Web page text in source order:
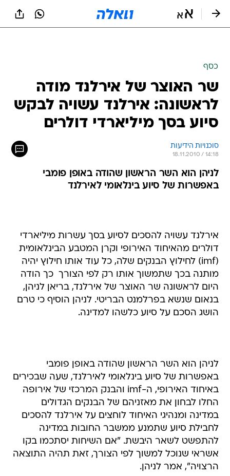
כסף
שר האוצר של אירלנד מודה
לראשונה: אירלנד עשויה לבקש
סיוע בסך מיליארדי דולרים
סוכנויות הידיעות
18.11.2010 / 14:18
לניהן הוא השר הראשון שהודה באופן פומבי
באפשרות של סיוע בינלאומי לאירלנד
אירלנד עשויה להסכים לסיוע בסך עשרות מיליארדי
דולרים מהאיחוד האירופי וקרן המטבע הבינלאומית
(imf) לחילוץ הבנקים שלה, כל עוד אותו חילוץ יהיה
מותנה בכך שתמשוך אותו רק לפי הצורך  כך הודה
היום לראשונה שר האוצר של אירלנד, בריאן לניהן,
בנאום שנשא בפרלמנט הבריטי. לניהן הוסיף כי טרם
הושג הסכם על סיוע כלשהו למדינה.
לניהן הוא השר הראשון שהודה באופן פומבי
באפשרות של סיוע בינלאומי לאירלנד, שעה שבכירים
באיחוד האירופי, ה-imf והבנק המרכזי של אירופה
החלו לבחון את מאזניהם של הבנקים הגדולים
במדינה ומנהיגי האיחוד לוחצים על אירלנד להסכים
לחבילת סיוע שתמנע ממשבר החובות במדינה
להתפשט לשאר היבשת. "אם השיחות יסתכמו בקו
אשראי שנוכל למשוך לפי הצורך, זאת תהיה התוצאה
הרצויה", אמר לניהן.